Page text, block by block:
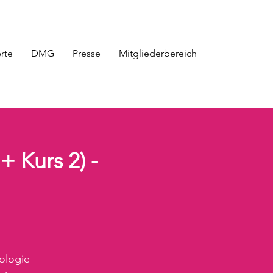
DMG Presse Mitgliederbereich
Kurs 2) -